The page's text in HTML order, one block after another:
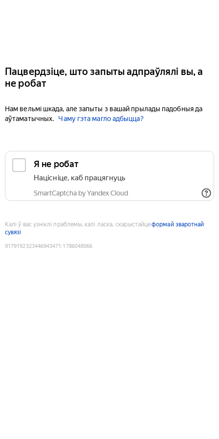
Пацвердзіце, што запыты адпраўлялі вы, а
не робат
Нам вельмі шкада, але запыты з вашай прылады падобныя да
аўтаматычных.
Чаму гэта магло адбыцца?
Я не робат
Націсніце, каб працягнуць
SmartCaptcha by Yandex Cloud
Калі ў вас узніклі праблемы, калі ласка, скарыстайцеформай зваротнай
сувязі
9179192323446943471 :1786048066